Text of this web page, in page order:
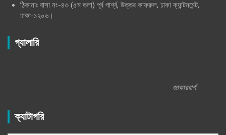
ঠিকানাঃ বাসা নং-৪৩ (৫ম তলা) পূর্ব পার্শ্ব, উত্তর কাফরুল, ঢাকা ক্যান্টনমেন্ট,
ঢাকা-১২০৬।
গ্যালারি
জাকারবার্গ
ক্যাটাগরি